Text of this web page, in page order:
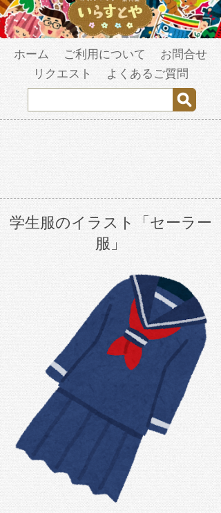
ホーム ご利用について
お問合せ
リクエスト
よくあるご質問
学生服のイラスト「セーラー
服」